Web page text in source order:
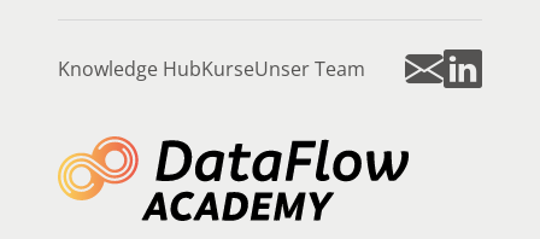
Knowledge HubKurseUnser Team